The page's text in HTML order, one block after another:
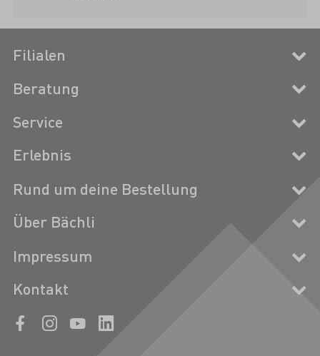
Filialen
Beratung
Service
Erlebnis
Rund um deine Bestellung
Über Bächli
Impressum
Kontakt